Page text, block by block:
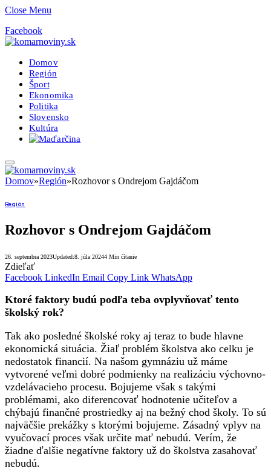
Close Menu
Facebook
Domov
Región
Šport
Ekonomika
Politika
Slovensko
Kultúra
Domov»Región»Rozhovor s Ondrejom Gajdáčom
Región
Rozhovor s Ondrejom Gajdáčom
26. septembra 2023Updated:8. júla 20244 Min čítanie
Zdieľať
Facebook LinkedIn Email Copy Link WhatsApp
Ktoré faktory budú podľa teba ovplyvňovať tento
školský rok?
Tak ako posledné školské roky aj teraz to bude hlavne
ekonomická situácia. Žiaľ problém školstva ako celku je
nedostatok financií. Na našom gymnáziu už máme
vytvorené veľmi dobré podmienky na realizáciu výchovno-
vzdelávacieho procesu. Bojujeme však s takými
problémami, ako diferencovať hodnotenie učiteľov a
chýbajú finančné prostriedky aj na bežný chod školy. To sú
najväčšie prekážky s ktorými bojujeme. Zásadný vplyv na
vyučovací proces však určite mať nebudú. Verím, že
žiadne ďalšie negatívne faktory už do školstva zasahovať
nebudú.